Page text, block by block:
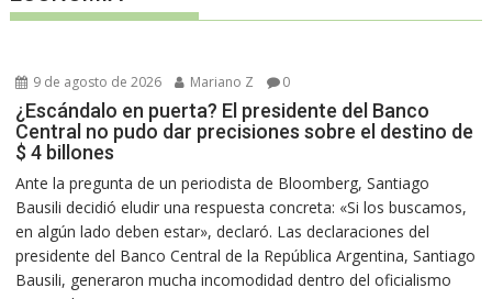
9 de agosto de 2026 Mariano Z 0
¿Escándalo en puerta? El presidente del Banco
Central no pudo dar precisiones sobre el destino de
$ 4 billones
Ante la pregunta de un periodista de Bloomberg, Santiago
Bausili decidió eludir una respuesta concreta: «Si los buscamos,
en algún lado deben estar», declaró. Las declaraciones del
presidente del Banco Central de la República Argentina, Santiago
Bausili, generaron mucha incomodidad dentro del oficialismo